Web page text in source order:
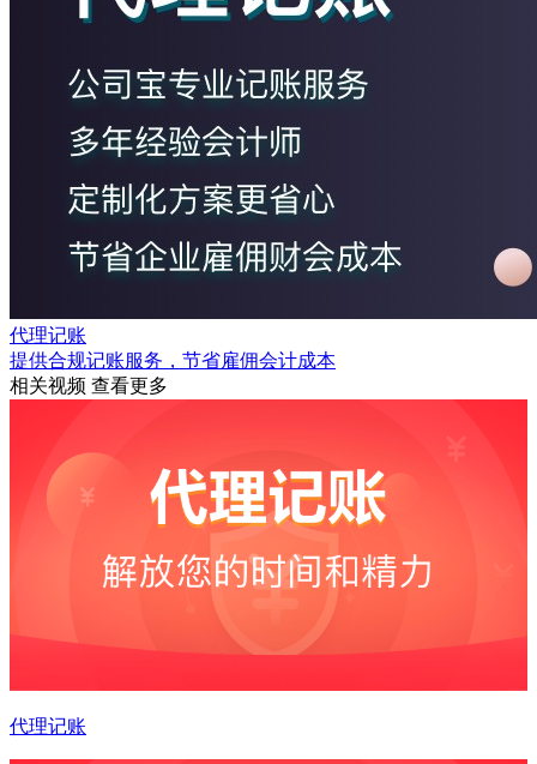
代理记账
提供合规记账服务，节省雇佣会计成本
相关视频 查看更多
代理记账